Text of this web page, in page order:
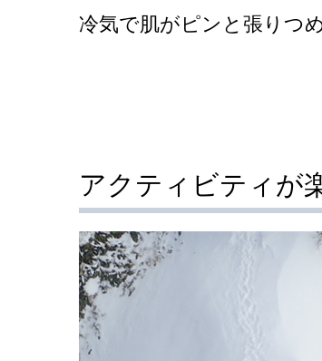
冷気で肌がピンと張りつ
アクティビティが